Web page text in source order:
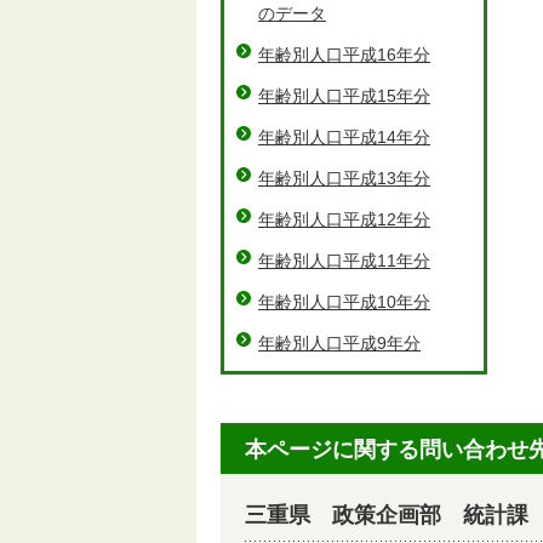
のデータ
年齢別人口平成16年分
年齢別人口平成15年分
年齢別人口平成14年分
年齢別人口平成13年分
年齢別人口平成12年分
年齢別人口平成11年分
年齢別人口平成10年分
年齢別人口平成9年分
本ページに関する問い合わせ
三重県 政策企画部 統計課